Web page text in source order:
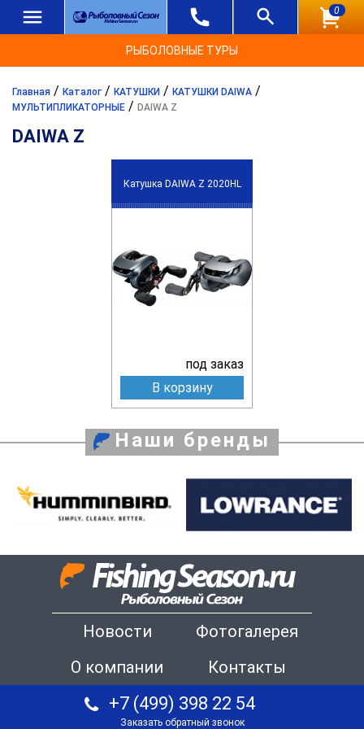
0
РЫБОЛОВНЫЕ ТУРЫ
Главная / Каталог / КАТУШКИ / КАТУШКИ DAIWA /
МУЛЬТИПЛИКАТОРНЫЕ / DAIWA Z
DAIWA Z
Катушка DAIWA Z 2020HL
под заказ
В корзину
Наши бренды
Новости
Фотогалерея
О компании
Контакты
+7 (499) 398 22 54
Заказать обратный звонок